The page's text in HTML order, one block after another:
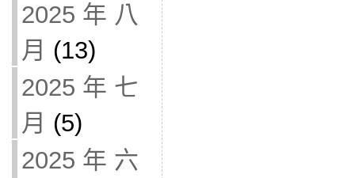
2025 年 八
月 (13)
2025 年 七
月 (5)
2025 年 六